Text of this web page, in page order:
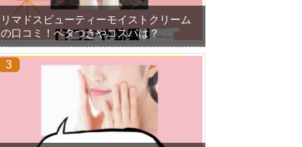
リマドスビューティーモイストクリーム
の口コミ！ベタつきやコスパは？